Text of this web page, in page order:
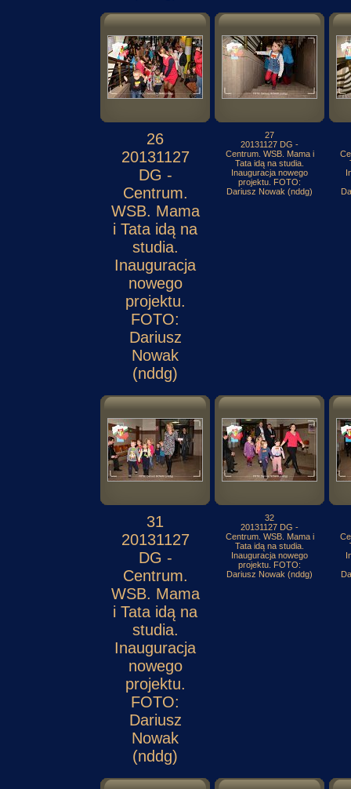
26
20131127
DG -
Centrum.
WSB. Mama
i Tata idą na
studia.
Inauguracja
nowego
projektu.
FOTO:
Dariusz
Nowak
(nddg)
27
20131127 DG -
Centrum. WSB. Mama i
Tata idą na studia.
Inauguracja nowego
projektu. FOTO:
Dariusz Nowak (nddg)
31
20131127
DG -
Centrum.
WSB. Mama
i Tata idą na
studia.
Inauguracja
nowego
projektu.
FOTO:
Dariusz
Nowak
(nddg)
32
20131127 DG -
Centrum. WSB. Mama i
Tata idą na studia.
Inauguracja nowego
projektu. FOTO:
Dariusz Nowak (nddg)